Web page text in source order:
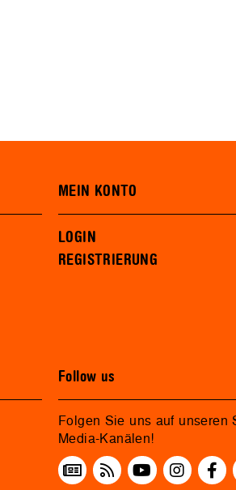
MEIN KONTO
LOGIN
REGISTRIERUNG
Follow us
Folgen Sie uns auf unseren
Media-Kanälen!